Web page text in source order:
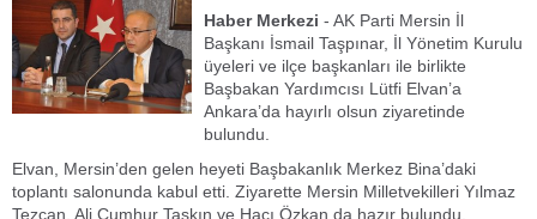
Haber Merkezi - AK Parti Mersin İl
Başkanı İsmail Taşpınar, İl Yönetim Kurulu
üyeleri ve ilçe başkanları ile birlikte
Başbakan Yardımcısı Lütfi Elvan’a
Ankara’da hayırlı olsun ziyaretinde
bulundu.
Elvan, Mersin’den gelen heyeti Başbakanlık Merkez Bina’daki
toplantı salonunda kabul etti. Ziyarette Mersin Milletvekilleri Yılmaz
Tezcan, Ali Cumhur Taşkın ve Hacı Özkan da hazır bulundu.